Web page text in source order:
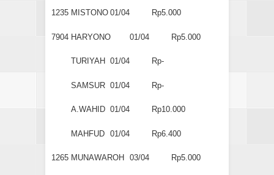
1235 MISTONO 01/04 Rp5.000
7904 HARYONO 01/04 Rp5.000
TURIYAH 01/04 Rp-
SAMSUR 01/04 Rp-
A.WAHID 01/04 Rp10.000
MAHFUD 01/04 Rp6.400
1265 MUNAWAROH 03/04 Rp5.000